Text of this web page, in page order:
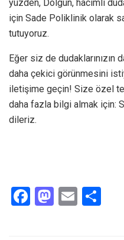
yüzden, Dolgun, hacimli
için Sade Poliklinik olarak
tutuyoruz.
Eğer siz de dudaklarınızın
daha çekici görünmesini
iletişime geçin! Size özel
daha fazla bilgi almak için:
dileriz.
F
M E